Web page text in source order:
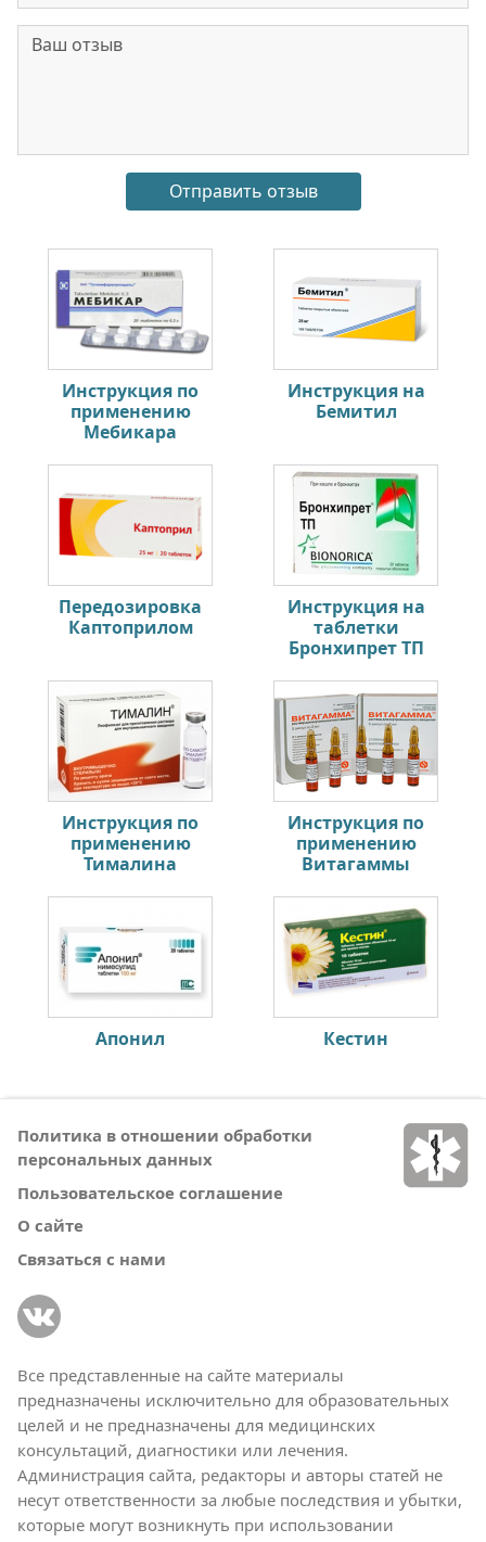
Инструкция по
применению
Мебикара
Инструкция на
Бемитил
Передозировка
Каптоприлом
Инструкция на
таблетки
Бронхипрет ТП
Инструкция по
применению
Тималина
Инструкция по
применению
Витагаммы
Апонил Кестин
Политика в отношении обработки
персональных данных
Пользовательское соглашение
О сайте
Связаться с нами
Все представленные на сайте материалы
предназначены исключительно для образовательных
целей и не предназначены для медицинских
консультаций, диагностики или лечения.
Администрация сайта, редакторы и авторы статей не
несут ответственности за любые последствия и убытки,
которые могут возникнуть при использовании